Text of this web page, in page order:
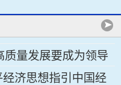
质量发展要成为领导
济思想指引中国经